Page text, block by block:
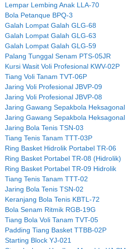
Lempar Lembing Anak LLA-70
Bola Petanque BPQ-3
Galah Lompat Galah GLG-68
Galah Lompat Galah GLG-63
Galah Lompat Galah GLG-59
Palang Tunggal Senam PTS-05JR
Kursi Wasit Voli Profesional KWV-02P
Tiang Voli Tanam TVT-06P
Jaring Voli Profesional JBVP-09
Jaring Voli Profesional JBVP-08
Jaring Gawang Sepakbola Heksagonal
Jaring Gawang Sepakbola Heksagonal
Jaring Bola Tenis TSN-03
Tiang Tenis Tanam TTT-03P
Ring Basket Hidrolik Portabel TR-06
Ring Basket Portabel TR-08 (Hidrolik)
Ring Basket Portabel TR-09 Hidrolik
Tiang Tenis Tanam TTT-02
Jaring Bola Tenis TSN-02
Keranjang Bola Tenis KBTL-72
Bola Senam Ritmik RGB-19G
Tiang Bola Voli Tanam TVT-05
Padding Tiang Basket TTBB-02P
Starting Block YJ-021